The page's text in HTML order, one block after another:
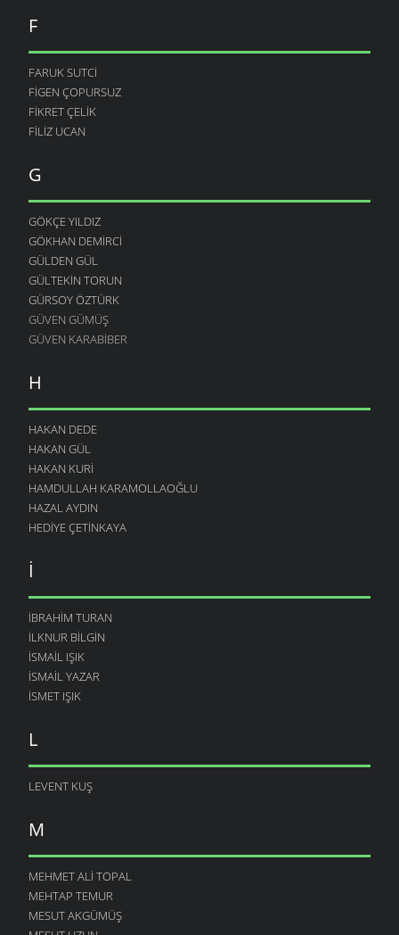
F
FARUK SUTCI
FIGEN ÇOPURSUZ
FIKRET ÇELIK
FILIZ UCAN
G
GÖKÇE YILDIZ
GÖKHAN DEMIRCI
GÜLDEN GÜL
GÜLTEKIN TORUN
GÜRSOY ÖZTÜRK
GÜVEN GÜMÜŞ
GÜVEN KARABIBER
H
HAKAN DEDE
HAKAN GÜL
HAKAN KURI
HAMDULLAH KARAMOLLAOĞLU
HAZAL AYDIN
HEDIYE ÇETINKAYA
I
İBRAHIM TURAN
İLKNUR BILGIN
İSMAIL IŞIK
ISMAIL YAZAR
ISMET IŞIK
L
LEVENT KUŞ
M
MEHMET ALI TOPAL
MEHTAP TEMUR
MESUT AKGÜMÜŞ